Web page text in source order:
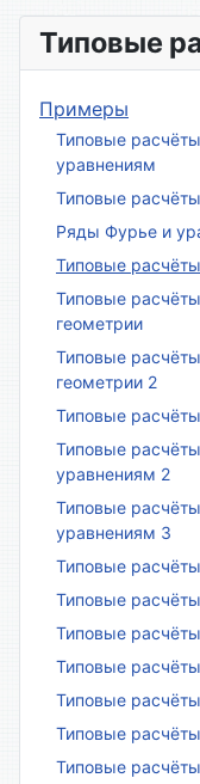
Типовые
Примеры
Типовые
уравнениям
Типовые
Ряды Фурье и
Типовые
Типовые
геометрии
Типовые
геометрии 2
Типовые
Типовые
уравнениям 2
Типовые
уравнениям 3
Типовые
Типовые
Типовые
Типовые
Типовые
Типовые
Типовые